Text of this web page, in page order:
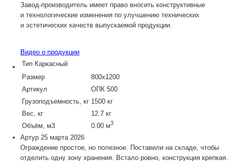
Завод-производитель имеет право вносить конструктивные
и технологические изменения по улучшению технических
и эстетических качеств выпускаемой продукции.
Видео о продукции
Тип Каркасный
Размер
800х1200
Артикул
ОПК 500
Грузоподъемность, кг 1500 кг
Вес, кг
12.7 кг
Объём, м3
0.00 м3
Артур 25 марта 2026
Ограждение простое, но полезное. Поставили на складе, чтобы
отделить одну зону хранения. Встало ровно, конструкция крепкая.